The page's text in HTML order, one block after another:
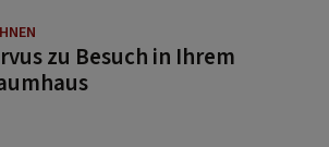
zu Besuch in Ihrem